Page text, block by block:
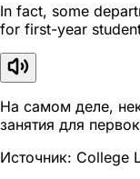
In fact, some
for first-year
На самом деле,
занятия для
Источник: College